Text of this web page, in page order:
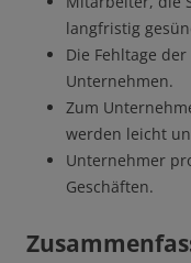
langfristig
Die Fehltage
Unternehmen.
Zum
werden leicht
Unternehmer
Geschäften.